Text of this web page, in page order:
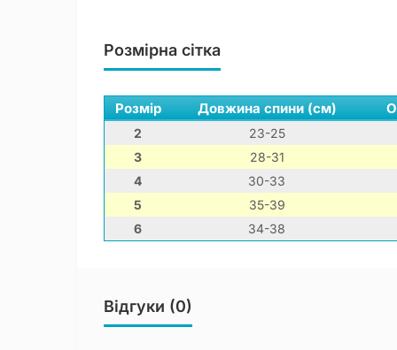
Розмірна сітка
Розмір Довжина спини (см)
2
23-25
3
28-31
4
30-33
5
35-39
6
34-38
Відгуки (0)